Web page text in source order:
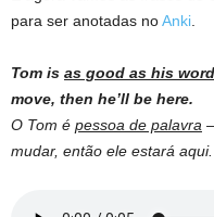
para ser anotadas noAnki
Tom is as good as his word
move, then he’ll be here.
O Tom é pessoa de palavra
mudar, então ele estará aqui.